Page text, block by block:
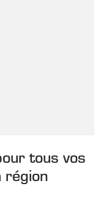
tous vos
région